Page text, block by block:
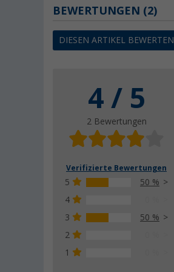
BEWERTUNGEN (2)
DIESEN ARTIKEL BEWERTEN
4 / 5
2 Bewertungen
Verifizierte Bewertungen
5
50 %
4
3
50 %
2
1